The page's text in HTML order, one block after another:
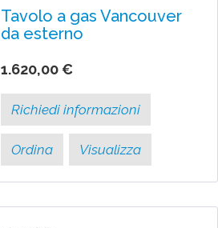
Tavolo a gas Vancouver
da esterno
1.620,00 €
Richiedi informazioni
Ordina Visualizza